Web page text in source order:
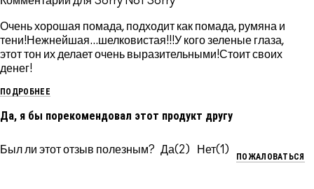
Очень хорошая помада, подходит как помада, румяна и
тени!Нежнейшая...шелковистая!!!У кого зеленые глаза,
этот тон их делает очень выразительными!Стоит своих
денег!
ПОДРОБНЕЕ
Да, я бы порекомендовал этот продукт другу
Был ли этот отзыв полезным? 2 1
ПОЖАЛОВАТЬСЯ